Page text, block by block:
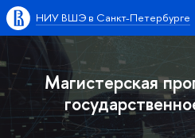
НИУ ВШЭ в Санкт-Петербурге
Магистерская